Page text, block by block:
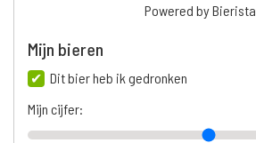
Powered by Bierista
Mijn bieren
Dit bier heb ik gedronken
Mijn cijfer: